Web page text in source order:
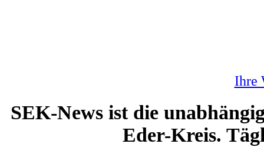
Ihre
SEK-News ist die
Eder-Kreis.